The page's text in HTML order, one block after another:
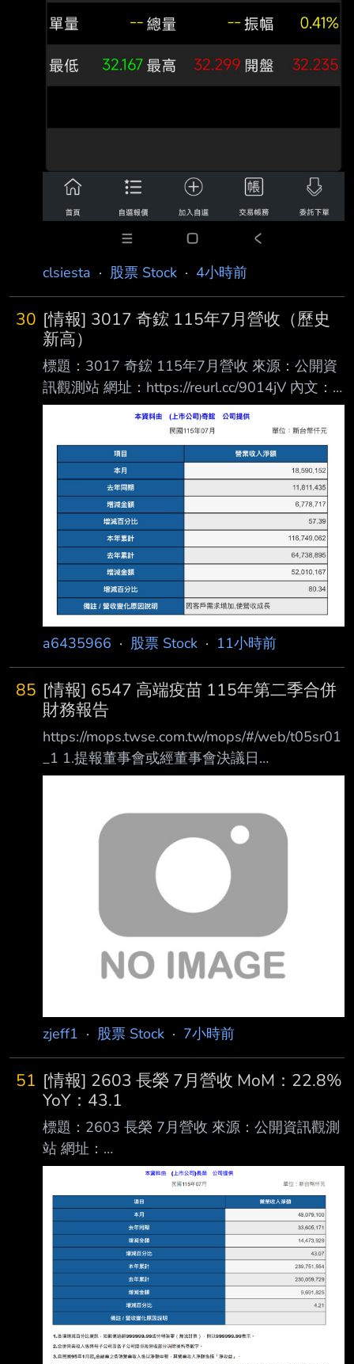
clsiesta · 股票 Stock · 4小時前
30 [情報] 3017 奇鋐 115年7月營收（歷史
新高）
標題：3017 奇鋐 115年7月營收 來源：公開資
訊觀測站 網址：https://reurl.cc/9014jV 內文：
https://i.mopix.cc/GS2PZ1.jpg 7月營收 年增
57.4% 月增5.5% 最近漲很多的奇鋐今天拉回，
是買點？ --
a6435966 · 股票 Stock · 11小時前
85 [情報] 6547 高端疫苗 115年第二季合併
財務報告
https://mops.twse.com.tw/mops/#/web/t05sr01
_1 1.提報董事會或經董事會決議日
期:115/08/07 2.審計委員會通過日期:115/08/07
(XXX/XX/XX~XXX/XX/XX):115/01/01~115/06/
30 4.1月1日累計至本期止營業收入(仟
元):220,979 5.1月1日累計至本期止營業毛利(毛
損) (仟元):172,985 6.1月1日累計至本期止營業
利益(損失) (仟元):(10,5
zjeff1 · 股票 Stock · 7小時前
51 [情報] 2603 長榮 7月營收 MoM：22.8%
YoY：43.1
標題：2603 長榮 7月營收 來源：公開資訊觀測
站 網址：
https://mopsov.twse.com.tw/mops/web/t05st10
_ifrs 內文： https://i.urusai.cc/VRmSu.png
Fugle營收整理： https://i.urusai.cc/Ujduo.png
應該沒人在乎 >//< --